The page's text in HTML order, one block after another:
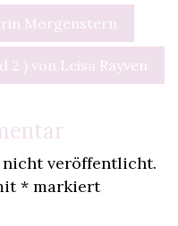
Morgenstern
2 ) von Leisa Rayven
veröffentlicht.
* markiert